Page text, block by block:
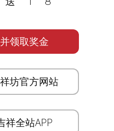
领取奖金
坊官方网站
祥全站APP